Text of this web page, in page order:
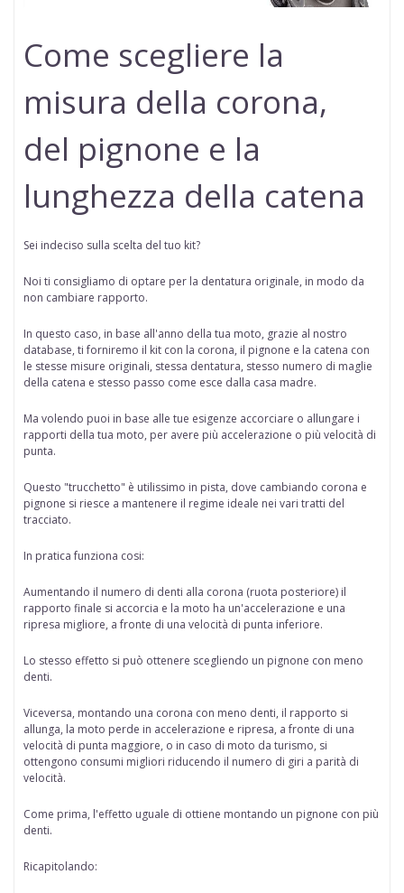
Come scegliere la
misura della corona,
del pignone e la
lunghezza della catena
Sei indeciso sulla scelta del tuo kit?
Noi ti consigliamo di optare per la dentatura originale, in modo da
non cambiare rapporto.
In questo caso, in base all'anno della tua moto, grazie al nostro
database, ti forniremo il kit con la corona, il pignone e la catena con
le stesse misure originali, stessa dentatura, stesso numero di maglie
della catena e stesso passo come esce dalla casa madre.
Ma volendo puoi in base alle tue esigenze accorciare o allungare i
rapporti della tua moto, per avere più accelerazione o più velocità di
punta.
Questo "trucchetto" è utilissimo in pista, dove cambiando corona e
pignone si riesce a mantenere il regime ideale nei vari tratti del
tracciato.
In pratica funziona cosi:
Aumentando il numero di denti alla corona (ruota posteriore) il
rapporto finale si accorcia e la moto ha un'accelerazione e una
ripresa migliore, a fronte di una velocità di punta inferiore.
Lo stesso effetto si può ottenere scegliendo un pignone con meno
denti.
Viceversa, montando una corona con meno denti, il rapporto si
allunga, la moto perde in accelerazione e ripresa, a fronte di una
velocità di punta maggiore, o in caso di moto da turismo, si
ottengono consumi migliori riducendo il numero di giri a parità di
velocità.
Come prima, l'effetto uguale di ottiene montando un pignone con più
denti.
Ricapitolando: